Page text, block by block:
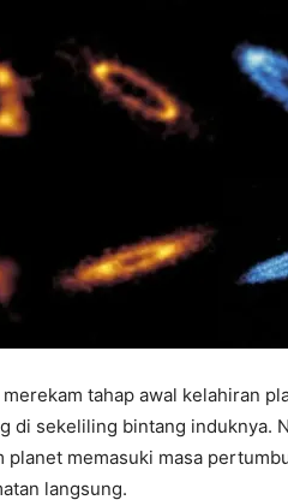
tahap awal kelahiran
di sekeliling bintang induknya.
memasuki masa
langsung.